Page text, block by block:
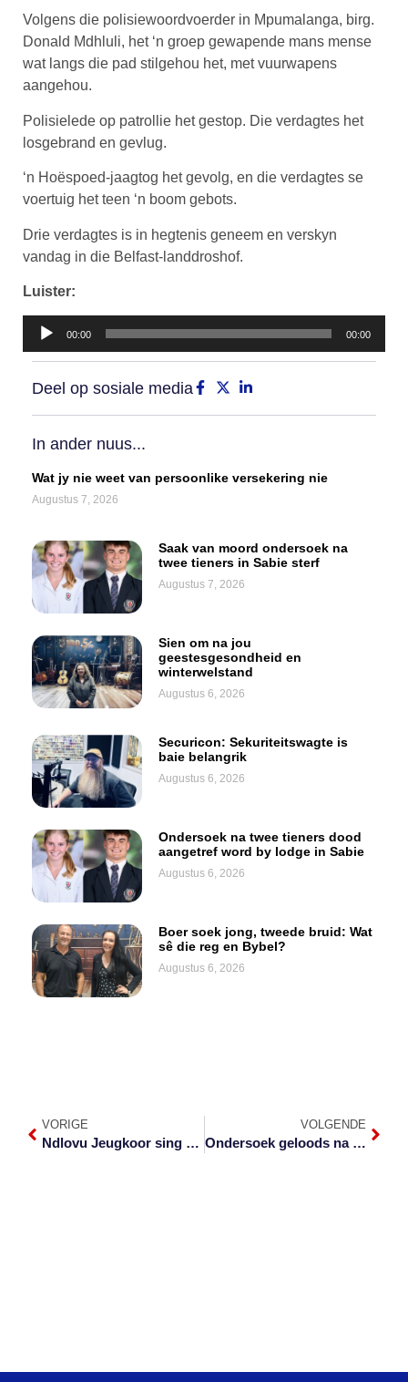
Volgens die polisiewoordvoerder in Mpumalanga, birg.
Donald Mdhluli, het ‘n groep gewapende mans mense
wat langs die pad stilgehou het, met vuurwapens
aangehou.
Polisielede op patrollie het gestop. Die verdagtes het
losgebrand en gevlug.
‘n Hoëspoed-jaagtog het gevolg, en die verdagtes se
voertuig het teen ‘n boom gebots.
Drie verdagtes is in hegtenis geneem en verskyn
vandag in die Belfast-landdroshof.
Luister:
Klankspeler
00:00 00:00
Deel op sosiale media
In ander nuus...
Wat jy nie weet van persoonlike versekering nie
Augustus 7, 2026
Saak van moord ondersoek na
twee tieners in Sabie sterf
Augustus 7, 2026
Sien om na jou
geestesgesondheid en
winterwelstand
Augustus 6, 2026
Securicon: Sekuriteitswagte is
baie belangrik
Augustus 6, 2026
Ondersoek na twee tieners dood
aangetref word by lodge in Sabie
Augustus 6, 2026
Boer soek jong, tweede bruid: Wat
sê die reg en Bybel?
Augustus 6, 2026
VORIGE
Ndlovu Jeugkoor sing vir erfenis
VOLGENDE
Ondersoek geloods na drie mans uit Nkomazi-rivier gehaal word